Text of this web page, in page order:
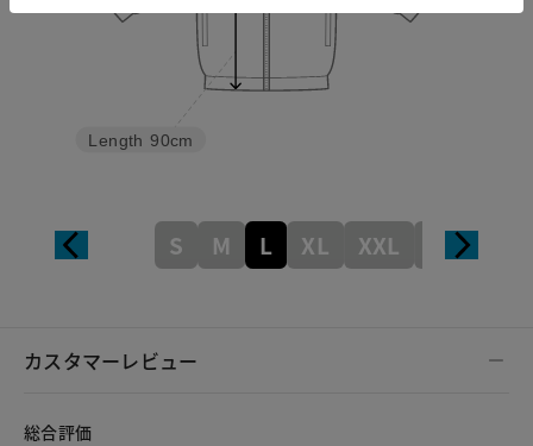
Length 90cm
S M L XL XXL XXXL
カスタマーレビュー
総合評価